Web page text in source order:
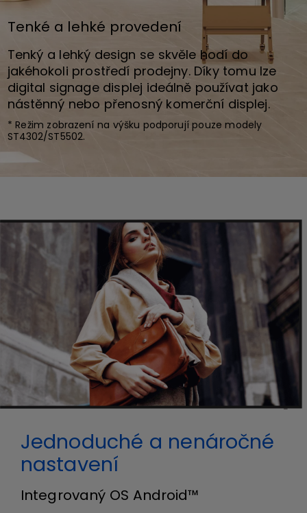
Tenké a lehké provedení
Tenký a lehký design se skvěle hodí do
jakéhokoli prostředí prodejny. Díky tomu lze
digital signage displej ideálně používat jako
nástěnný nebo přenosný komerční displej.
* Režim zobrazení na výšku podporují pouze modely
ST4302/ST5502.
Jednoduché a nenáročné
nastavení
Integrovaný OS Android™